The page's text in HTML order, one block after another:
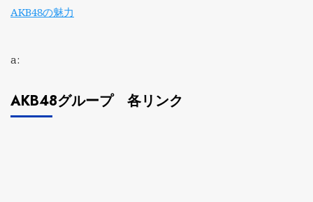
AKB48の魅力
a:
AKB48グループ 各リンク